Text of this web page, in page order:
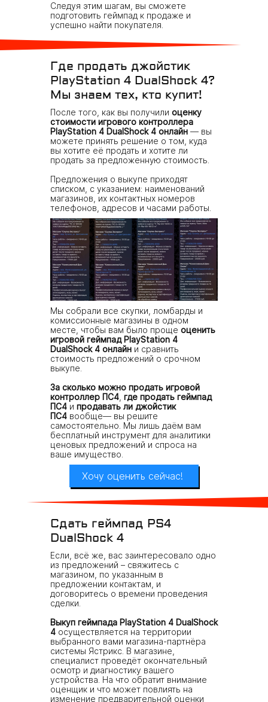
Следуя этим шагам, вы сможете
подготовить геймпад к продаже и
успешно найти покупателя.
Где продать джойстик
PlayStation 4 DualShock 4?
Мы знаем тех, кто купит!
После того, как вы получили оценку
стоимости игрового контроллера
PlayStation 4 DualShock 4 онлайн — вы
можете принять решение о том, куда
вы хотите её продать и хотите ли
продать за предложенную стоимость.
Предложения о выкупе приходят
списком, с указанием: наименований
магазинов, их контактных номеров
телефонов, адресов и часами работы.
Мы собрали все скупки, ломбарды и
комиссионные магазины в одном
месте, чтобы вам было проще оценить
игровой геймпад PlayStation 4
DualShock 4 онлайн и сравнить
стоимость предложений о срочном
выкупе.
За сколько можно продать игровой
контроллер ПС4 где продать геймпад
ПС4 и продавать ли джойстик
ПС4 вообще— вы решите
самостоятельно. Мы лишь даём вам
бесплатный инструмент для аналитики
ценовых предложений и спроса на
ваше имущество.
Хочу оценить сейчас!
Сдать геймпад PS4
DualShock 4
Если, всё же, вас заинтересовало одно
из предложений – свяжитесь с
магазином, по указанным в
предложении контактам, и
договоритесь о времени проведения
сделки.
Выкуп геймпада PlayStation 4 DualShock
4 осуществляется на территории
выбранного вами магазина-партнёра
системы Ястрикс. В магазине,
специалист проведёт окончательный
осмотр и диагностику вашего
устройства. На что обратит внимание
оценщик и что может повлиять на
изменение предварительной оценки